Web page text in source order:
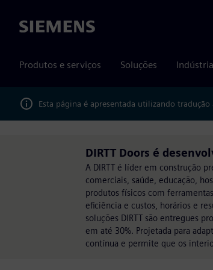
Siemens
Produtos e serviços Soluções
Esta página é apresentada utilizando tradução
DIRTT Doors é
A DIRTT é líder em construção
comerciais, saúde, educação,
produtos físicos com
eficiência e custos, horários e
soluções DIRTT são entregues
em até 30%. Projetada para
contínua e permite que os